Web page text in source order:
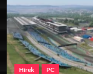
Hírek PC